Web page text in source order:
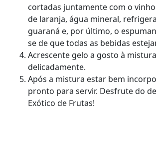
cortadas juntamente com o
de laranja, água mineral,
guaraná e, por último, o
se de que todas as bebidas
Acrescente gelo a gosto à
delicadamente.
Após a mistura estar bem
pronto para servir. Desfrute do
Exótico de Frutas!